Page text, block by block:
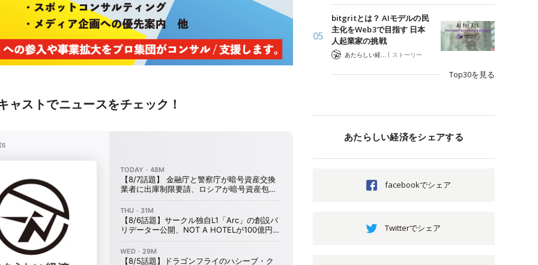
ャストでニュースをチェック！
bitgritとは？ AIモデルの民
主化をWeb3で目指す 日本
人起業家の挑戦
| ストーリー
Top30を見る
あたらしい経済をシェアする
facebookでシェア
Twitterでシェア